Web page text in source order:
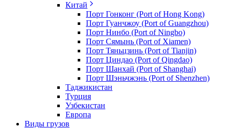
Китай
Порт Гонконг (Port of Hong Kong)
Порт Гуанчжоу (Port of Guangzhou)
Порт Нинбо (Port of Ningbo)
Порт Сямынь (Port of Xiamen)
Порт Тяньцзинь (Port of Tianjin)
Порт Циндао (Port of Qingdao)
Порт Шанхай (Port of Shanghai)
Порт Шэньчжэнь (Port of Shenzhen)
Таджикистан
Турция
Узбекистан
Европа
Виды грузов